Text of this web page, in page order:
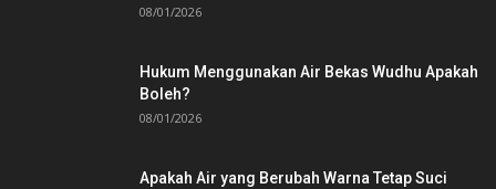
08/01/2026
Hukum Menggunakan Air Bekas Wudhu Apakah
Boleh?
08/01/2026
Apakah Air yang Berubah Warna Tetap Suci